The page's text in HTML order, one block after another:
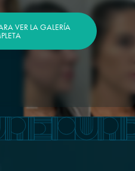
VER LA GALERÍA